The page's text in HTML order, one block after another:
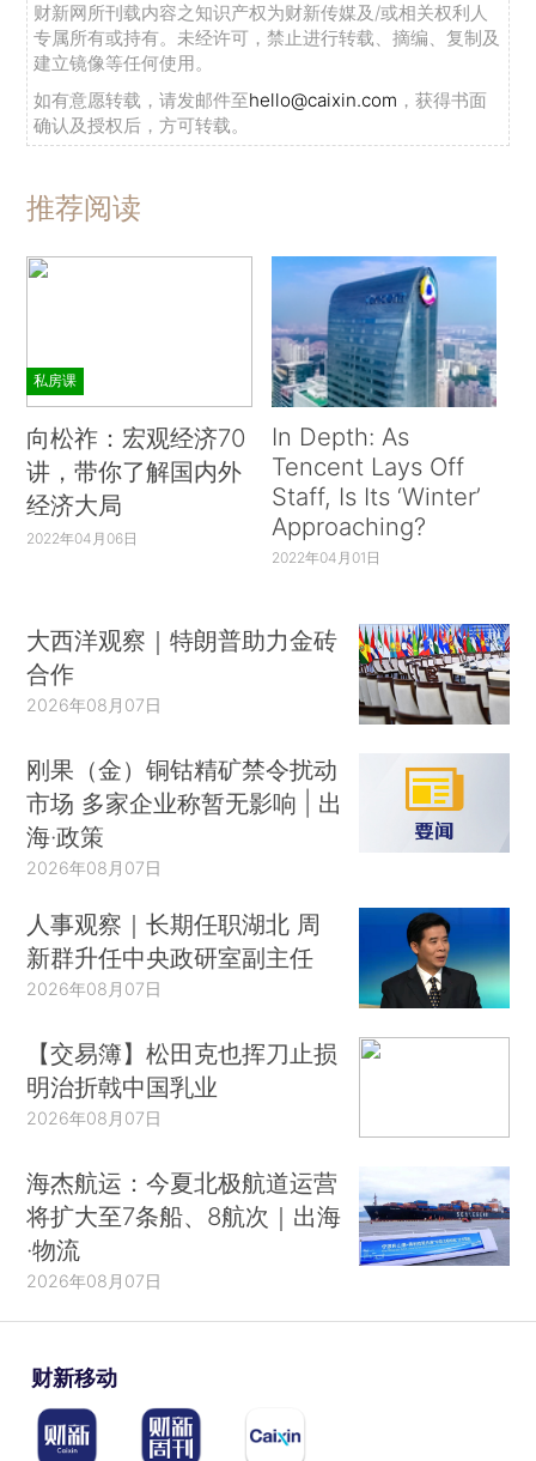
财新网所刊载内容之知识产权为财新传媒及/或相关权利人
专属所有或持有。未经许可，禁止进行转载、摘编、复制及
建立镜像等任何使用。
如有意愿转载，请发邮件至hello@caixin.com ，获得书面
确认及授权后，方可转载。
推荐阅读
私房课
向松祚：宏观经济70
讲，带你了解国内外
经济大局
2022年04月06日
In Depth: As
Tencent Lays Off
Staff, Is Its ‘Winter’
Approaching?
2022年04月01日
大西洋观察｜特朗普助力金砖
合作
2026年08月07日
刚果（金）铜钴精矿禁令扰动
市场 多家企业称暂无影响 | 出
海·政策
2026年08月07日
人事观察｜长期任职湖北 周
新群升任中央政研室副主任
2026年08月07日
【交易簿】松田克也挥刀止损
明治折戟中国乳业
2026年08月07日
海杰航运：今夏北极航道运营
将扩大至7条船、8航次｜出海
·物流
2026年08月07日
财新移动